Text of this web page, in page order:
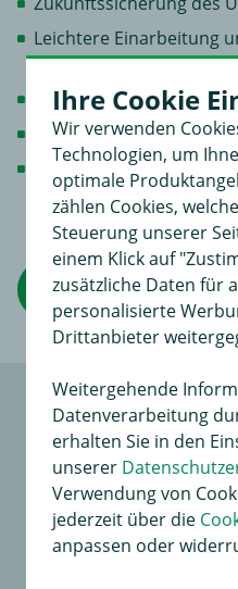
Leichtere Einarbeitung
bzw. neuer Mitarbeiter
Straffung und
Sicherung von Know-
Abwendung von
Organisation der
Rameder ISO-
Fahrradtraeger-
Anfahrt
Ihre Cookie
Wir verwenden
Technologien, um
optimale
zählen Cookies,
Steuerung unserer
einem Klick auf
zusätzliche Daten für
personalisierte
Drittanbieter
Weitergehende
Datenverarbeitung
erhalten Sie in den
unserer
Verwendung von
jederzeit über die
anpassen oder